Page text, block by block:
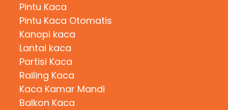
Pintu Kaca
Pintu Kaca Otomatis
Kanopi kaca
Lantai kaca
Partisi Kaca
Railing Kaca
Kaca Kamar Mandi
Balkon Kaca